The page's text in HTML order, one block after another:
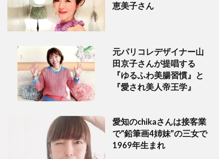
恵美子さん
元パリコレデザイナー山
田京子さんが提唱する
『ゆるふわ美腸習慣』と
『愛され美人帝王学』
愛知のchikaさんは接客業
で“鉛筆画4姉妹”の三女で
1969年生まれ